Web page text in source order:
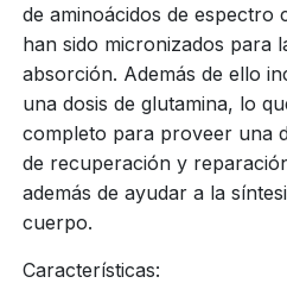
de aminoácidos de espectro
han sido micronizados para
absorción. Además de ello
una dosis de glutamina, lo
completo para proveer una
de recuperación y
además de ayudar a la
cuerpo.
Características: